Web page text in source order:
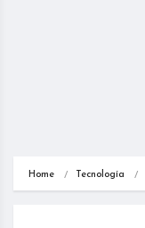
Home Tecnología